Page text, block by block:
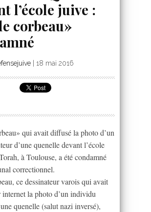
l’école juive :
corbeau»
18 mai 2016
qui avait diffusé la photo d’un
d’une quenelle devant l’école
à Toulouse, a été condamné
correctionnel.
ce dessinateur varois qui avait
la photo d’un individu
quenelle (salut nazi inversé),